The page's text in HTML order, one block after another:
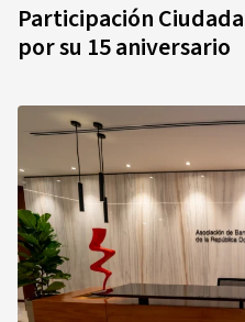
Participación
por su 15 aniversario